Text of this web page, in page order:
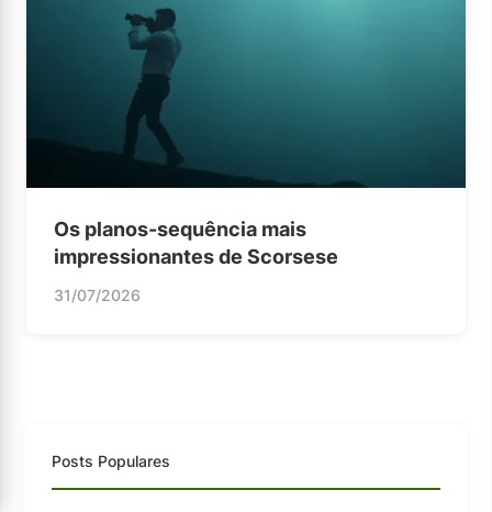
Os planos-sequência mais
impressionantes de Scorsese
31/07/2026
Posts Populares